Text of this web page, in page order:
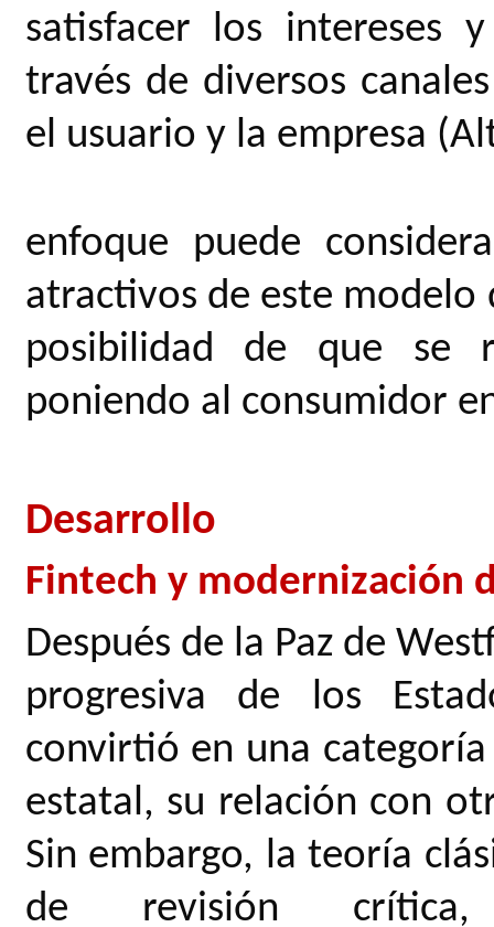
satisfacer los intereses
través de diversos
el usuario y la empresa
enfoque puede
atractivos de este modelo
posibilidad de que se
poniendo al consumidor
Desarrollo
Fintech y modernización
Después de la Paz de
progresiva de los
convirtió en una
estatal, su relación con
Sin embargo, la teoría
de revisión